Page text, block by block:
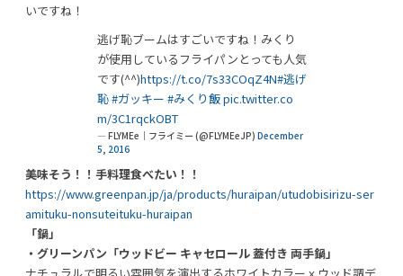
いですね！
逃げ恥ブームはすごいですね！みくり
が使用しているフライパンとっても人気
です(^^)https://t.co/7s33COqZ4N#逃げ
恥#ガッキー #みくり飯pic.twitter.co
m/3C1rqckOBT
— FLYMEe｜フライミー (@FLYMEeJP) December
5, 2016
美味そう！！手料理食べたい！！
https://www.greenpan.jp/ja/products/huraipan/utudobisirizu-ser
amituku-nonsuteituku-huraipan
「鍋」
・グリーンパン「ウッドビー キャセロール 蓋付き 両手鍋」
ナチュラルで明るい雰囲気を演出するホワイトカラーｘウッド調デ